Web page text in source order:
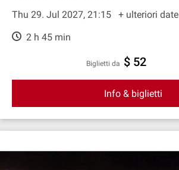
Thu 29. Jul 2027, 21:15
+ ulteriori date
2 h 45 min
Biglietti da $ 52
Info & biglietti